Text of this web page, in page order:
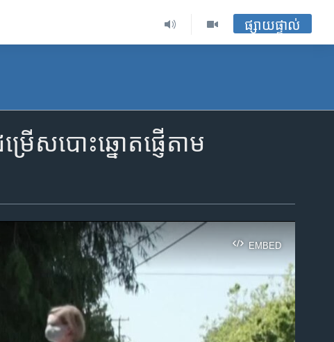
ផ្សាយផ្ទាល់
រើស​បោះឆ្នោត​ផ្ញើ​តាម​
EMBED